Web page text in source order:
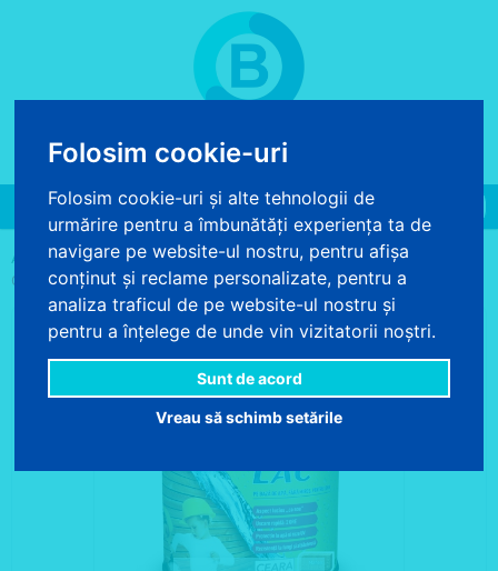
Folosim cookie-uri
Folosim cookie-uri și alte tehnologii de
urmărire pentru a îmbunătăți experiența ta de
navigare pe website-ul nostru, pentru afișa
conținut și reclame personalizate, pentru a
analiza traficul de pe website-ul nostru și
pentru a înțelege de unde vin vizitatorii noștri.
Sunt de acord
Vreau să schimb setările
COS DE CUMPARATURI
0 produse - 0.00 lei
Toggle
navigation
ACASA > VOPSELE SI PRODUSE CHIMICE > LAC PENTRU LEMN
OSKAR AQUA LAC PENTRU LEMN MAHON 2.5L PE BAZA DE APA
PROMO